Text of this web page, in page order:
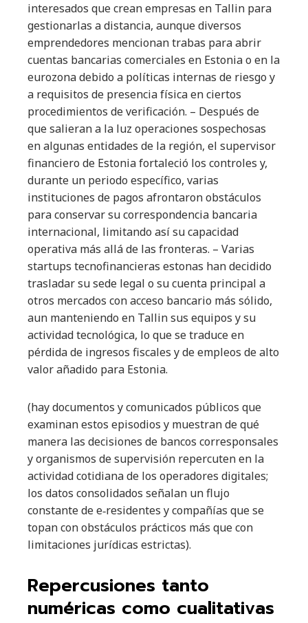
interesados que crean empresas en Tallin para
gestionarlas a distancia, aunque diversos
emprendedores mencionan trabas para abrir
cuentas bancarias comerciales en Estonia o en la
eurozona debido a políticas internas de riesgo y
a requisitos de presencia física en ciertos
procedimientos de verificación. – Después de
que salieran a la luz operaciones sospechosas
en algunas entidades de la región, el supervisor
financiero de Estonia fortaleció los controles y,
durante un periodo específico, varias
instituciones de pagos afrontaron obstáculos
para conservar su correspondencia bancaria
internacional, limitando así su capacidad
operativa más allá de las fronteras. – Varias
startups tecnofinancieras estonas han decidido
trasladar su sede legal o su cuenta principal a
otros mercados con acceso bancario más sólido,
aun manteniendo en Tallin sus equipos y su
actividad tecnológica, lo que se traduce en
pérdida de ingresos fiscales y de empleos de alto
valor añadido para Estonia.
(hay documentos y comunicados públicos que
examinan estos episodios y muestran de qué
manera las decisiones de bancos corresponsales
y organismos de supervisión repercuten en la
actividad cotidiana de los operadores digitales;
los datos consolidados señalan un flujo
constante de e‑residentes y compañías que se
topan con obstáculos prácticos más que con
limitaciones jurídicas estrictas).
Repercusiones tanto
numéricas como cualitativas